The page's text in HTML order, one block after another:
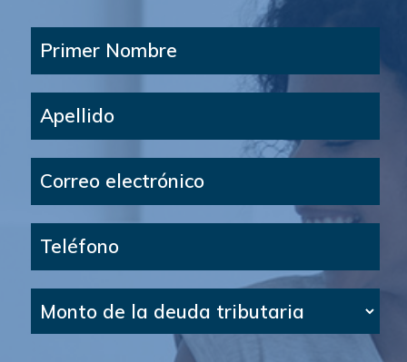
Primer Nombre
Apellido
Correo electrónico
Teléfono
Monto de la deuda tributaria